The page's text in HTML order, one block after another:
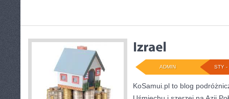
STY -
ADMIN
KoSamui.pl to blog